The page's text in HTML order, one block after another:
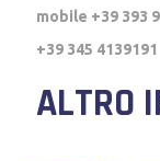
mobile +39 393
+39 345 4139191
ALTRO